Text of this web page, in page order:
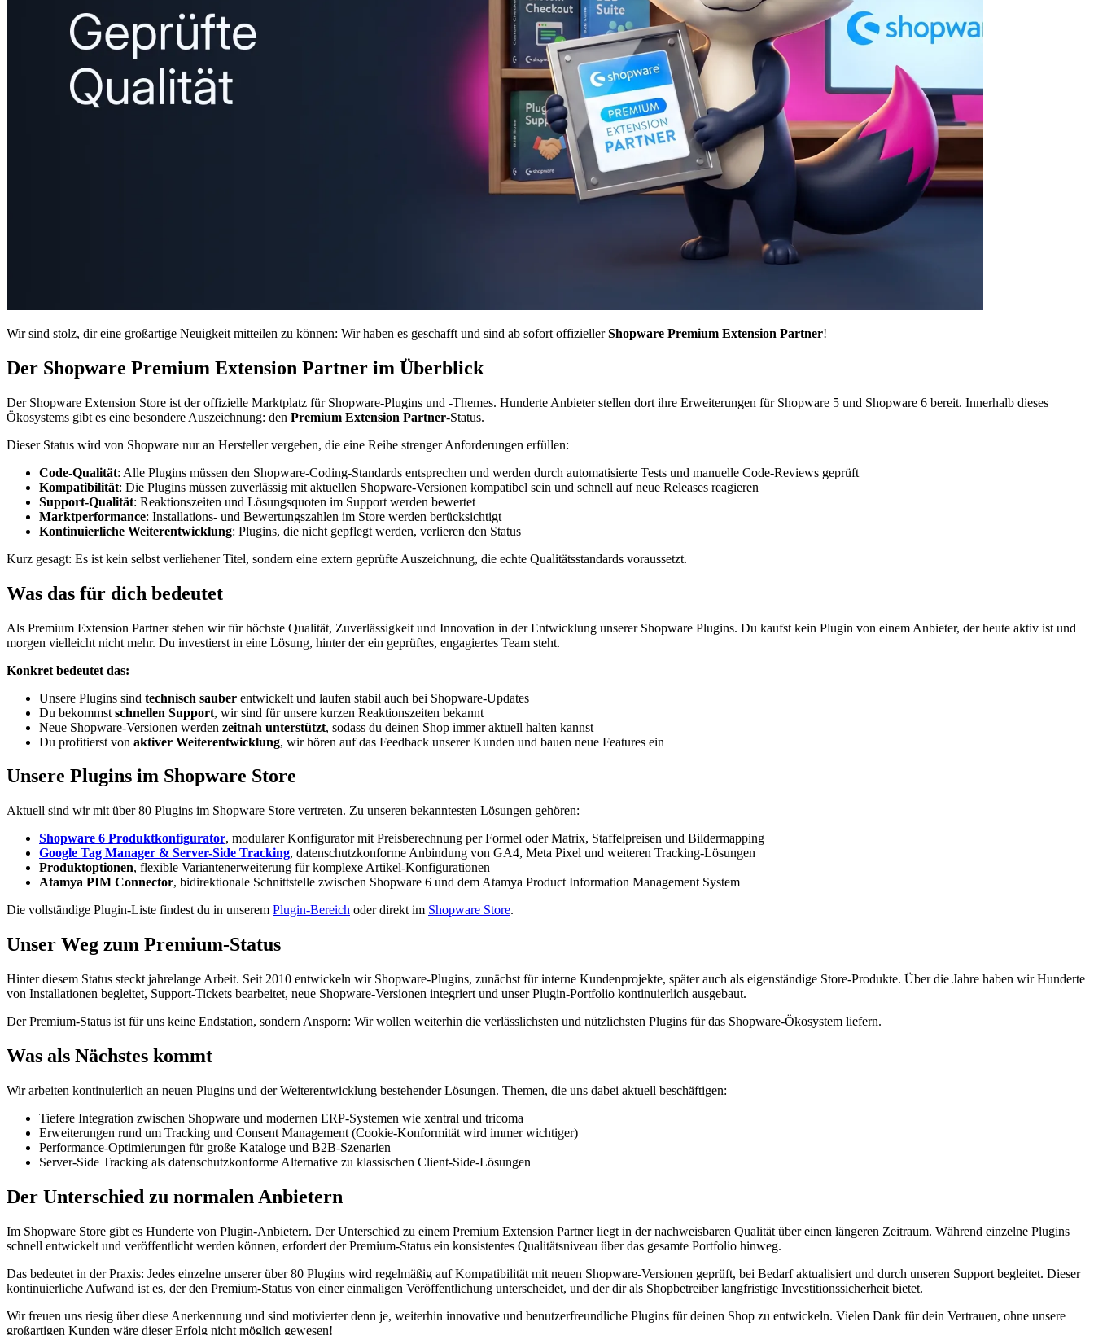
Wir sind stolz, dir eine großartige Neuigkeit mitteilen zu können: Wir haben es geschafft und sind ab sofort offiziellerShopware Premium Extension Partner!
Der Shopware Premium Extension Partner im Überblick
Der Shopware Extension Store ist der offizielle Marktplatz für Shopware-Plugins und -Themes. Hunderte Anbieter stellen dort ihre Erweiterungen für Shopware 5 und Shopware 6 bereit. Innerhalb dieses
Ökosystems gibt es eine besondere Auszeichnung: den Premium Extension Partner-Status.
Dieser Status wird von Shopware nur an Hersteller vergeben, die eine Reihe strenger Anforderungen erfüllen:
Code-Qualität: Alle Plugins müssen den Shopware-Coding-Standards entsprechen und werden durch automatisierte Tests und manuelle Code-Reviews geprüft
Kompatibilität: Die Plugins müssen zuverlässig mit aktuellen Shopware-Versionen kompatibel sein und schnell auf neue Releases reagieren
Support-Qualität: Reaktionszeiten und Lösungsquoten im Support werden bewertet
Marktperformance: Installations- und Bewertungszahlen im Store werden berücksichtigt
Kontinuierliche Weiterentwicklung: Plugins, die nicht gepflegt werden, verlieren den Status
Kurz gesagt: Es ist kein selbst verliehener Titel, sondern eine extern geprüfte Auszeichnung, die echte Qualitätsstandards voraussetzt.
Was das für dich bedeutet
Als Premium Extension Partner stehen wir für höchste Qualität, Zuverlässigkeit und Innovation in der Entwicklung unserer Shopware Plugins. Du kaufst kein Plugin von einem Anbieter, der heute aktiv ist und
morgen vielleicht nicht mehr. Du investierst in eine Lösung, hinter der ein geprüftes, engagiertes Team steht.
Konkret bedeutet das:
Unsere Plugins sind technisch sauber entwickelt und laufen stabil auch bei Shopware-Updates
Du bekommst schnellen Support, wir sind für unsere kurzen Reaktionszeiten bekannt
Neue Shopware-Versionen werden zeitnah unterstützt, sodass du deinen Shop immer aktuell halten kannst
Du profitierst von aktiver Weiterentwicklung, wir hören auf das Feedback unserer Kunden und bauen neue Features ein
Unsere Plugins im Shopware Store
Aktuell sind wir mit über 80 Plugins im Shopware Store vertreten. Zu unseren bekanntesten Lösungen gehören:
Shopware 6 Produktkonfigurator, modularer Konfigurator mit Preisberechnung per Formel oder Matrix, Staffelpreisen und Bildermapping
Google Tag Manager & Server-Side Tracking, datenschutzkonforme Anbindung von GA4, Meta Pixel und weiteren Tracking-Lösungen
Produktoptionen, flexible Variantenerweiterung für komplexe Artikel-Konfigurationen
Atamya PIM Connector, bidirektionale Schnittstelle zwischen Shopware 6 und dem Atamya Product Information Management System
Die vollständige Plugin-Liste findest du in unserem Plugin-Bereich oder direkt im Shopware Store.
Unser Weg zum Premium-Status
Hinter diesem Status steckt jahrelange Arbeit. Seit 2010 entwickeln wir Shopware-Plugins, zunächst für interne Kundenprojekte, später auch als eigenständige Store-Produkte. Über die Jahre haben wir Hunderte
von Installationen begleitet, Support-Tickets bearbeitet, neue Shopware-Versionen integriert und unser Plugin-Portfolio kontinuierlich ausgebaut.
Der Premium-Status ist für uns keine Endstation, sondern Ansporn: Wir wollen weiterhin die verlässlichsten und nützlichsten Plugins für das Shopware-Ökosystem liefern.
Was als Nächstes kommt
Wir arbeiten kontinuierlich an neuen Plugins und der Weiterentwicklung bestehender Lösungen. Themen, die uns dabei aktuell beschäftigen:
Tiefere Integration zwischen Shopware und modernen ERP-Systemen wie xentral und tricoma
Erweiterungen rund um Tracking und Consent Management (Cookie-Konformität wird immer wichtiger)
Performance-Optimierungen für große Kataloge und B2B-Szenarien
Server-Side Tracking als datenschutzkonforme Alternative zu klassischen Client-Side-Lösungen
Der Unterschied zu normalen Anbietern
Im Shopware Store gibt es Hunderte von Plugin-Anbietern. Der Unterschied zu einem Premium Extension Partner liegt in der nachweisbaren Qualität über einen längeren Zeitraum. Während einzelne Plugins
schnell entwickelt und veröffentlicht werden können, erfordert der Premium-Status ein konsistentes Qualitätsniveau über das gesamte Portfolio hinweg.
Das bedeutet in der Praxis: Jedes einzelne unserer über 80 Plugins wird regelmäßig auf Kompatibilität mit neuen Shopware-Versionen geprüft, bei Bedarf aktualisiert und durch unseren Support begleitet. Dieser
kontinuierliche Aufwand ist es, der den Premium-Status von einer einmaligen Veröffentlichung unterscheidet, und der dir als Shopbetreiber langfristige Investitionssicherheit bietet.
Wir freuen uns riesig über diese Anerkennung und sind motivierter denn je, weiterhin innovative und benutzerfreundliche Plugins für deinen Shop zu entwickeln. Vielen Dank für dein Vertrauen, ohne unsere
großartigen Kunden wäre dieser Erfolg nicht möglich gewesen!